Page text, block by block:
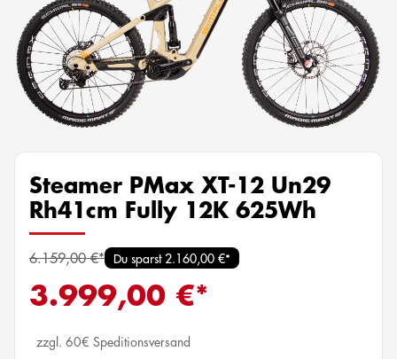
Steamer PMax XT-12 Un29
Rh41cm Fully 12K 625Wh
6.159,00 €* Du sparst 2.160,00 €*
3.999,00 €*
zzgl. 60€ Speditionsversand